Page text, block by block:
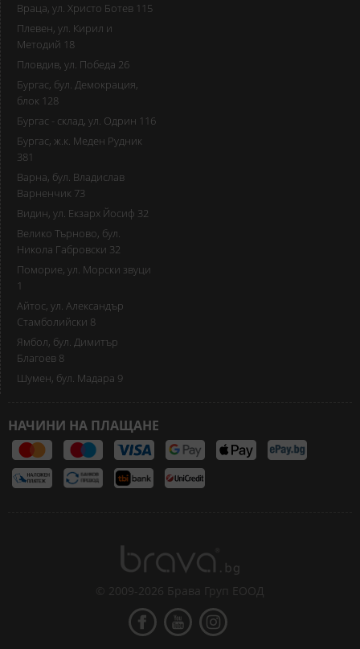
Враца, ул. Христо Ботев 115
Плевен, ул. Кирил и
Методий 18
Пловдив, ул. Победа 26
Бургас, бул. Демокрация,
блок 128
Бургас - склад, ул. Одрин 116
Бургас, ж.к. Меден Рудник
381
Варна, бул. Владислав
Варненчик 73
Видин, ул. Екзарх Йосиф 32
Велико Търново, бул.
Никола Габровски 32
Поморие, ул. Морски звуци
1
Айтос, ул. Александър
Стамболийски 8
Ямбол, бул. Димитър
Благоев 8
Шумен, бул. Мадара 9
НАЧИНИ НА ПЛАЩАНЕ
© 2009-2026 Брава Груп ЕООД